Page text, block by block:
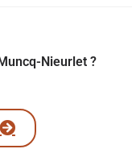
Nieurlet ?